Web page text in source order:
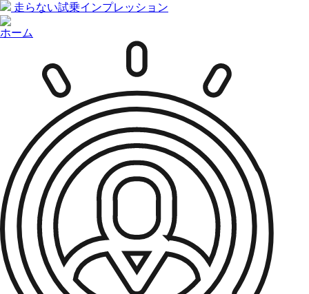
走らない試乗インプレッション
ホーム